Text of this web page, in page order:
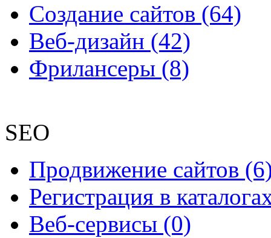
Создание сайтов (64)
Веб-дизайн (42)
Фрилансеры (8)
SEO
Продвижение сайтов
Регистрация в
Веб-сервисы (0)